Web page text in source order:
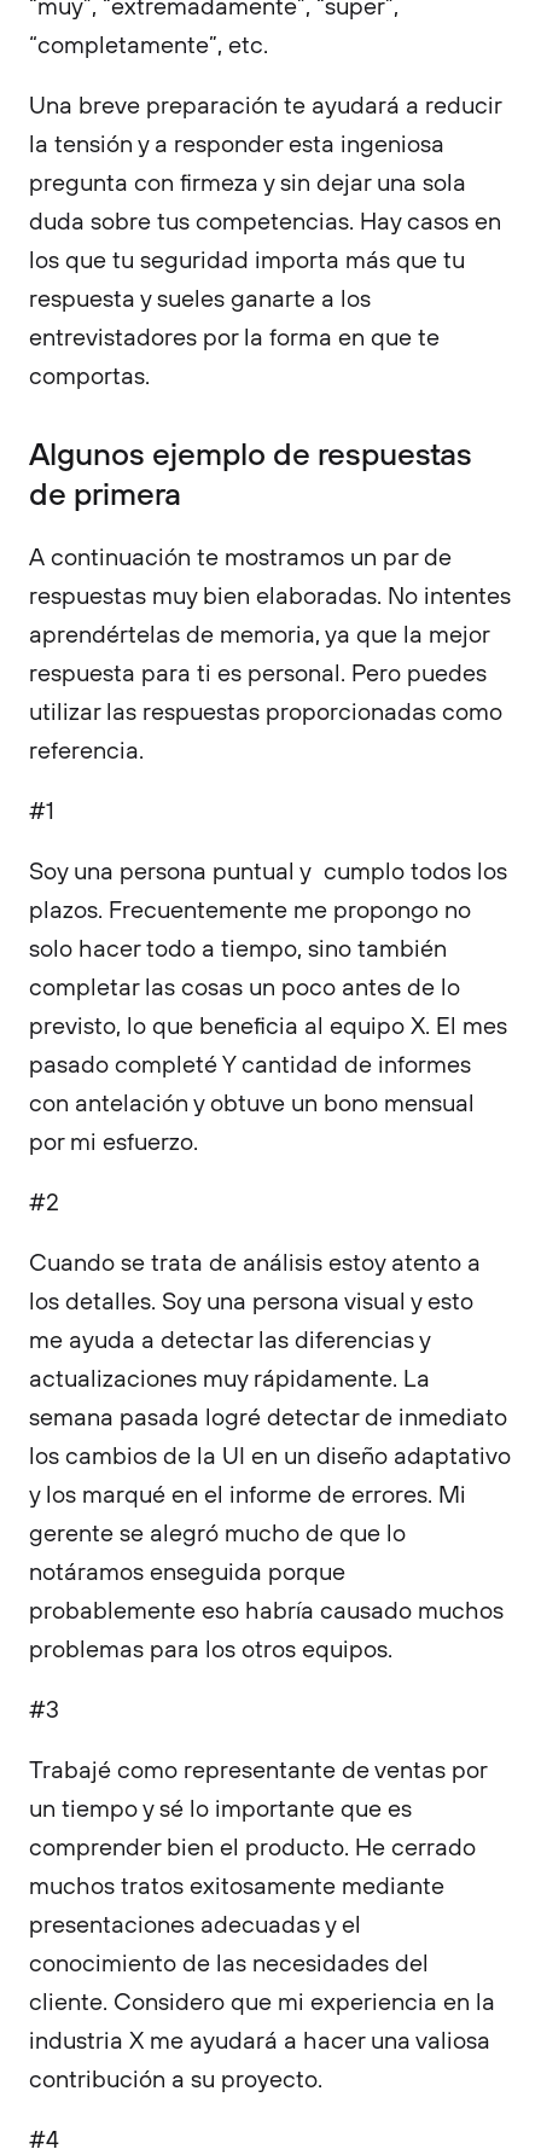
“completamente”, etc.
Una breve preparación te ayudará a reducir
la tensión y a responder esta ingeniosa
pregunta con firmeza y sin dejar una sola
duda sobre tus competencias. Hay casos en
los que tu seguridad importa más que tu
respuesta y sueles ganarte a los
entrevistadores por la forma en que te
comportas.
Algunos ejemplo de respuestas
de primera
A continuación te mostramos un par de
respuestas muy bien elaboradas. No intentes
aprendértelas de memoria, ya que la mejor
respuesta para ti es personal. Pero puedes
utilizar las respuestas proporcionadas como
referencia.
#1
Soy una persona puntual y cumplo todos los
plazos. Frecuentemente me propongo no
solo hacer todo a tiempo, sino también
completar las cosas un poco antes de lo
previsto, lo que beneficia al equipo X. El mes
pasado completé Y cantidad de informes
con antelación y obtuve un bono mensual
por mi esfuerzo.
#2
Cuando se trata de análisis estoy atento a
los detalles. Soy una persona visual y esto
me ayuda a detectar las diferencias y
actualizaciones muy rápidamente. La
semana pasada logré detectar de inmediato
los cambios de la UI en un diseño adaptativo
y los marqué en el informe de errores. Mi
gerente se alegró mucho de que lo
notáramos enseguida porque
probablemente eso habría causado muchos
problemas para los otros equipos.
#3
Trabajé como representante de ventas por
un tiempo y sé lo importante que es
comprender bien el producto. He cerrado
muchos tratos exitosamente mediante
presentaciones adecuadas y el
conocimiento de las necesidades del
cliente. Considero que mi experiencia en la
industria X me ayudará a hacer una valiosa
contribución a su proyecto.
#4